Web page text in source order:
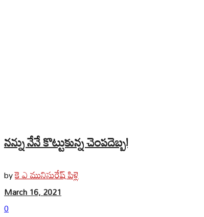
నన్ను నేనే కొట్టుకున్న చెంపదెబ్బ!
byకె ఎ మునిసురేష్ పిళ్లె
March 16, 2021
0